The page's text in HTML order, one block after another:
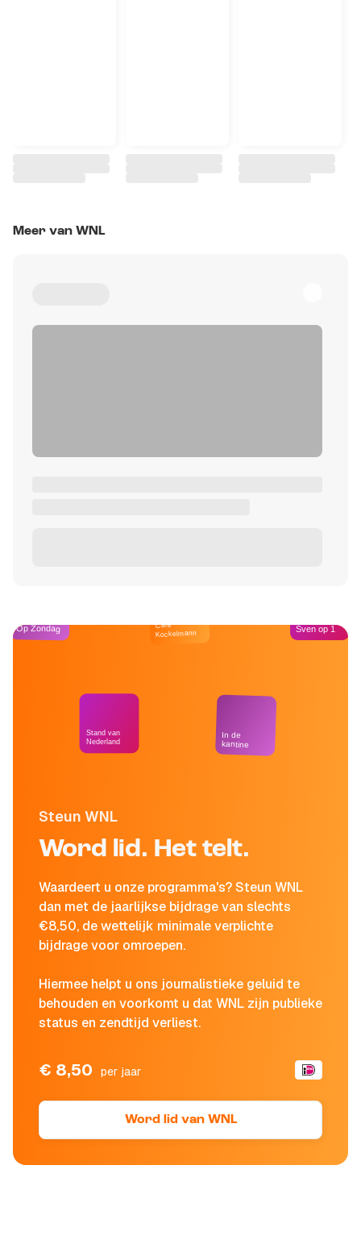
Meer van WNL
Steun WNL
Word lid. Het telt.
Waardeert u onze programma's? Steun WNL
dan met de jaarlijkse bijdrage van slechts
€8,50, de wettelijk minimale verplichte
bijdrage voor omroepen.
Hiermee helpt u ons journalistieke geluid te
behouden en voorkomt u dat WNL zijn publieke
status en zendtijd verliest.
€ 8,50 per jaar
Word lid van WNL
Op Zondag
Stand van
Nederland
Café
Kockelmann
In de
kantine
Sven op 1